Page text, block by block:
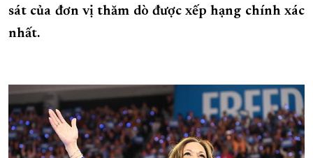
KỶ NIỆM 370 NĂM XÂY DỰNG VÀ PHÁT TRIỂN TỈNH KHÁNH HÒA
KHOẢNH KHẮC ĐẸP XỨ TRẦM
sát của đơn vị thăm dò được xếp hạng chính xác
nhất.